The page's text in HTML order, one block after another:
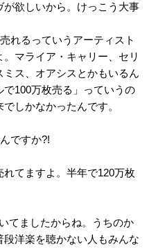
欲しいから。けっこう大事
れるっていうアーティスト
マライア・キャリー、セリ
ス、オアシスとかもいるん
100万枚売る」っていうの
しかなかったんです。
ですか?!
てますよ。半年で120万枚
てましたからね。うちのか
洋楽を聴かない人もみんな